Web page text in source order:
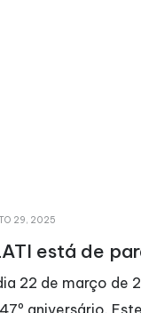
MAIO 11, 2026
Ordinária
Relatório